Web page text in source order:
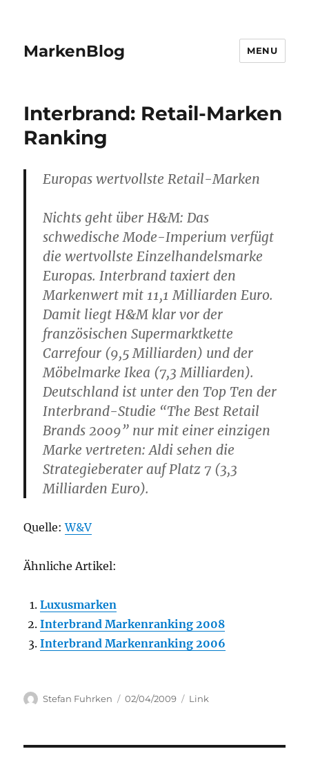
MarkenBlog MENU
Interbrand: Retail-Marken
Ranking
Europas wertvollste Retail-Marken
Nichts geht über H&M: Das
schwedische Mode-Imperium verfügt
die wertvollste Einzelhandelsmarke
Europas. Interbrand taxiert den
Markenwert mit 11,1 Milliarden Euro.
Damit liegt H&M klar vor der
französischen Supermarktkette
Carrefour (9,5 Milliarden) und der
Möbelmarke Ikea (7,3 Milliarden).
Deutschland ist unter den Top Ten der
Interbrand-Studie “The Best Retail
Brands 2009” nur mit einer einzigen
Marke vertreten: Aldi sehen die
Strategieberater auf Platz 7 (3,3
Milliarden Euro).
Quelle:W&V
Ähnliche Artikel:
Luxusmarken
Interbrand Markenranking 2008
Interbrand Markenranking 2006
Author
Stefan Fuhrken
Posted
02/04/2009 Categories
Link